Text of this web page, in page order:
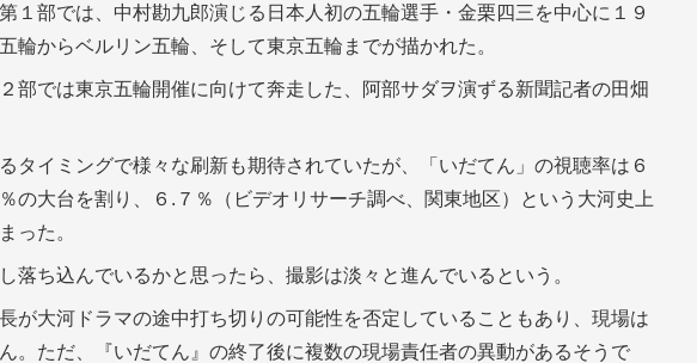
１部では、中村勘九郎演じる日本人初の五輪選手・金栗四三を中心に１９
輪からベルリン五輪、そして東京五輪までが描かれた。
部では東京五輪開催に向けて奔走した、阿部サダヲ演ずる新聞記者の田畑
タイミングで様々な刷新も期待されていたが、「いだてん」の視聴率は６
の大台を割り、６.７％（ビデオリサーチ調べ、関東地区）という大河史上
った。
落ち込んでいるかと思ったら、撮影は淡々と進んでいるという。
が大河ドラマの途中打ち切りの可能性を否定していることもあり、現場は
。ただ、『いだてん』の終了後に複数の現場責任者の異動があるそうで